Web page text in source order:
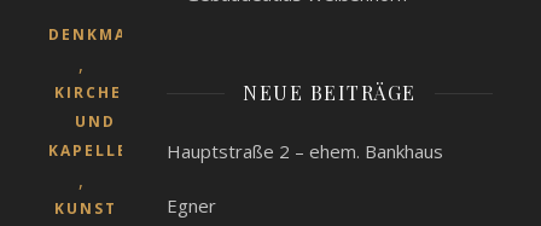
DENKMALSCHUTZ
,
KIRCHEN
UND
KAPELLEN
,
KUNST
NEUE BEITRÄGE
Hauptstraße 2 – ehem. Bankhaus
Egner